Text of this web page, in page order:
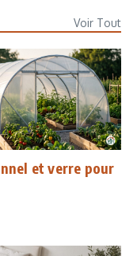
Voir Tout
et verre pour